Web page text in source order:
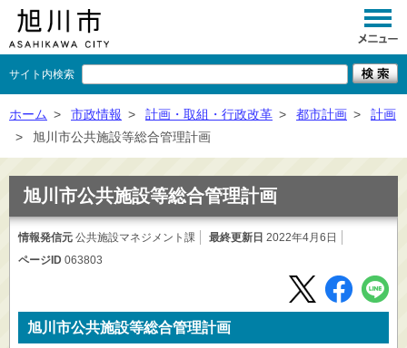
サイト内検索
くらし
観光
事業者向け
×閉じる
ホーム > 市政情報 > 計画・取組・行政改革 > 都市計画 >
計画
>
旭川市公共施設等総合管理計画
旭川市公共施設等総合管理計画
情報発信元 公共施設マネジメント課 最終更新日 2022年4月6日
ページID 063803
旭川市公共施設等総合管理計画